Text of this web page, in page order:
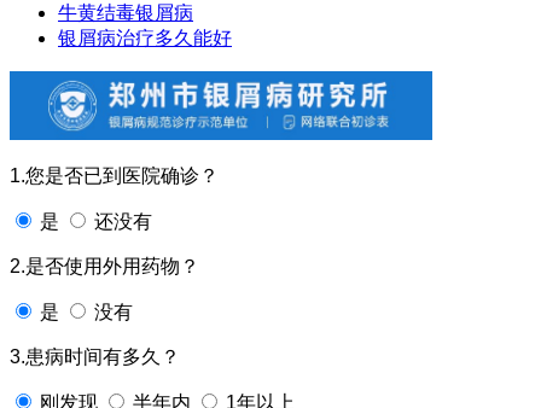
牛黄结毒银屑病
银屑病治疗多久能好
1.您是否已到医院确诊？
是 还没有
2.是否使用外用药物？
是 没有
3.患病时间有多久？
刚发现 半年内 1年以上